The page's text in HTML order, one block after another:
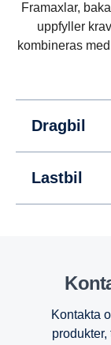
i stället för
Med den
förfogande
exempelvis
Framaxlar,
uppfyller
kombineras
Dragbil
Lastbil
Kontakta